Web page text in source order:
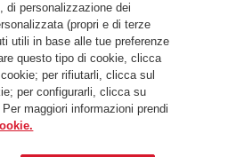
iberia.com
dati personali
riservati.
di personalizzazione dei
(propri e di terze
utili in base alle tue preferenze
questo tipo di cookie, clicca
per rifiutarli, clicca sul
per configurarli, clicca su
maggiori informazioni prendi